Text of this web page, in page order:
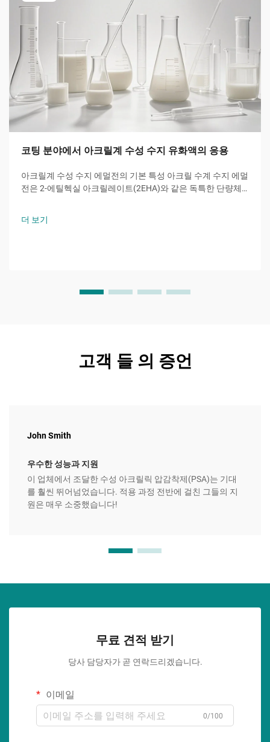
코팅 분야에서 아크릴계 수성 수지 유화액의 응용
아크릴계 수성 수지 에멀전의 기본 특성 아크릴 수계 수지 에멀
전은 2-에틸헥실 아크릴레이트(2EHA)와 같은 독특한 단량체
온도를 낮추어 우수한 내후성과 유연성을 제공한다.
더 보기
고객 들 의 증언
John Smith
우수한 성능과 지원
이 업체에서 조달한 수성 아크릴릭 압감착제(PSA)는 기대
를 훨씬 뛰어넘었습니다. 적용 과정 전반에 걸친 그들의 지
원은 매우 소중했습니다!
무료 견적 받기
당사 담당자가 곧 연락드리겠습니다.
이메일
0/100